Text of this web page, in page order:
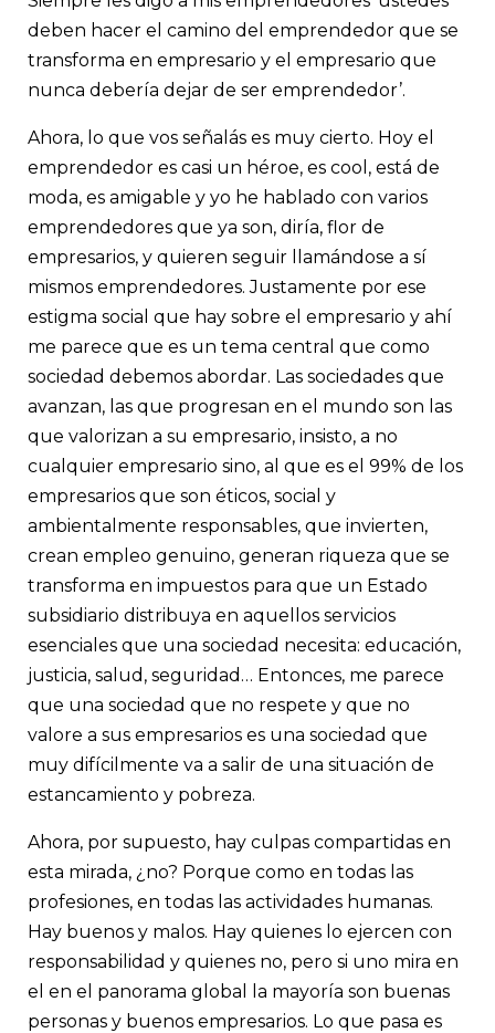
deben hacer el camino del emprendedor que se
transforma en empresario y el empresario que
nunca debería dejar de ser emprendedor’.
Ahora, lo que vos señalás es muy cierto. Hoy el
emprendedor es casi un héroe, es cool, está de
moda, es amigable y yo he hablado con varios
emprendedores que ya son, diría, flor de
empresarios, y quieren seguir llamándose a sí
mismos emprendedores. Justamente por ese
estigma social que hay sobre el empresario y ahí
me parece que es un tema central que como
sociedad debemos abordar. Las sociedades que
avanzan, las que progresan en el mundo son las
que valorizan a su empresario, insisto, a no
cualquier empresario sino, al que es el 99% de los
empresarios que son éticos, social y
ambientalmente responsables, que invierten,
crean empleo genuino, generan riqueza que se
transforma en impuestos para que un Estado
subsidiario distribuya en aquellos servicios
esenciales que una sociedad necesita: educación,
justicia, salud, seguridad… Entonces, me parece
que una sociedad que no respete y que no
valore a sus empresarios es una sociedad que
muy difícilmente va a salir de una situación de
estancamiento y pobreza.
Ahora, por supuesto, hay culpas compartidas en
esta mirada, ¿no? Porque como en todas las
profesiones, en todas las actividades humanas.
Hay buenos y malos. Hay quienes lo ejercen con
responsabilidad y quienes no, pero si uno mira en
el en el panorama global la mayoría son buenas
personas y buenos empresarios. Lo que pasa es